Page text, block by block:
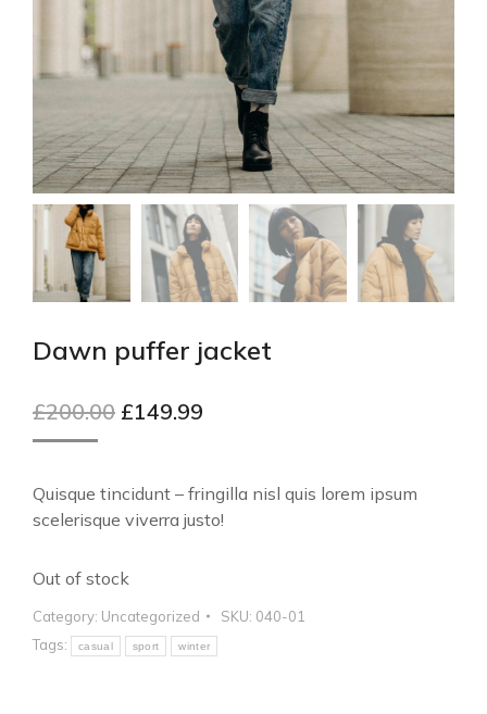
Dawn puffer jacket
£200.00 £149.99
Quisque tincidunt – fringilla nisl quis lorem ipsum
scelerisque viverra justo!
Out of stock
Category: Uncategorized SKU: 040-01
Tags:
casual sport winter